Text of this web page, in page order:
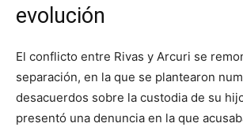
evolución
El conflicto entre Rivas y Arcuri se
separación, en la que se plantearon
desacuerdos sobre la custodia de su
presentó una denuncia en la que